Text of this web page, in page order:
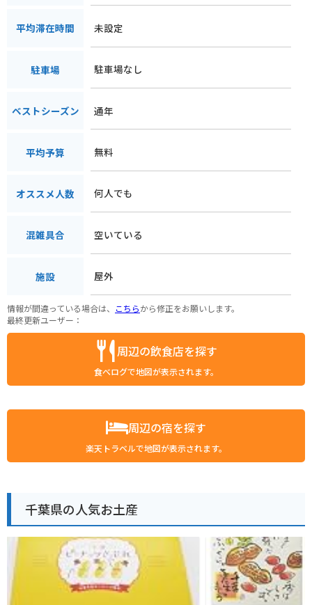
平均滞在時間 未設定
駐車場 駐車場なし
ベストシーズン 通年
平均予算 無料
オススメ人数 何人でも
混雑具合 空いている
施設 屋外
情報が間違っている場合は、 こちらから修正をお願いします。
最終更新ユーザー：
周辺の飲食店を探す
食べログで地図が表示されます。
周辺の宿を探す
楽天トラベルで地図が表示されます。
千葉県の人気お土産